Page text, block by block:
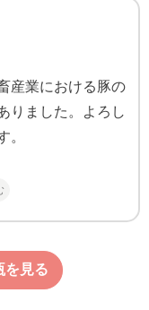
産業における豚の
りました。よろし
。
を見る